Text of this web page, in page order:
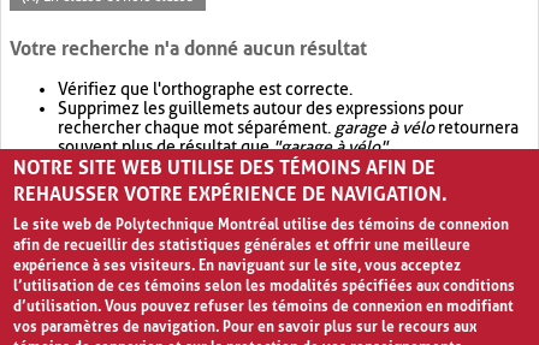
Votre recherche n'a donné aucun résultat
Vérifiez que l'orthographe est correcte.
Supprimez les guillemets autour des expressions pour
rechercher chaque mot séparément. garage à véloretournera
souvent plus de résultat que"garage à vélo".
Envisagez d'élargir votre recherche avec OR.garage OR vélo
retournera souvent plus de résultat quegarage à vélo
NOTRE SITE WEB UTILISE DES TÉMOINS AFIN DE
REHAUSSER VOTRE EXPÉRIENCE DE NAVIGATION.
Le site web de Polytechnique Montréal utilise des témoins de connexion
afin de recueillir des statistiques générales et offrir une meilleure
expérience à ses visiteurs. En naviguant sur le site, vous acceptez
l’utilisation de ces témoins selon les modalités spécifiées aux conditions
d’utilisation. Vous pouvez refuser les témoins de connexion en modifiant
vos paramètres de navigation. Pour en savoir plus sur le recours aux